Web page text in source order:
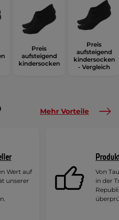
Preis
aufsteigend
kindersocken
Preis
aufsteigend
kindersocken
- Vergleich
Mehr Vorteile
Wert auf
unserer
Von
in der